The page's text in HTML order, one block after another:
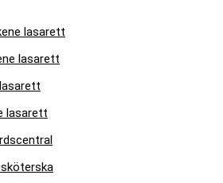
lasarett
lasarett
lasarett